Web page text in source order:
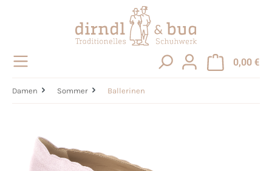
0,00 €
Damen Sommer Ballerinen